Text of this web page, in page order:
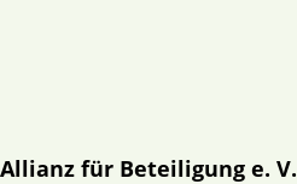
Allianz für Beteiligung e. V.